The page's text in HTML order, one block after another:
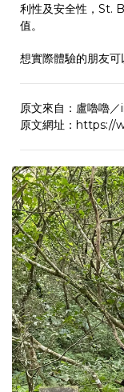
利性及安全性，St.
值。
想實際體驗的朋友可
原文來自：盧嚕嚕
原文網址： https://